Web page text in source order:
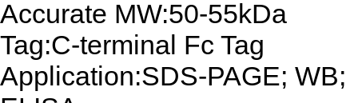
Accurate MW:50-55kDa
Tag:C-terminal Fc Tag
Application:SDS-PAGE; WB;